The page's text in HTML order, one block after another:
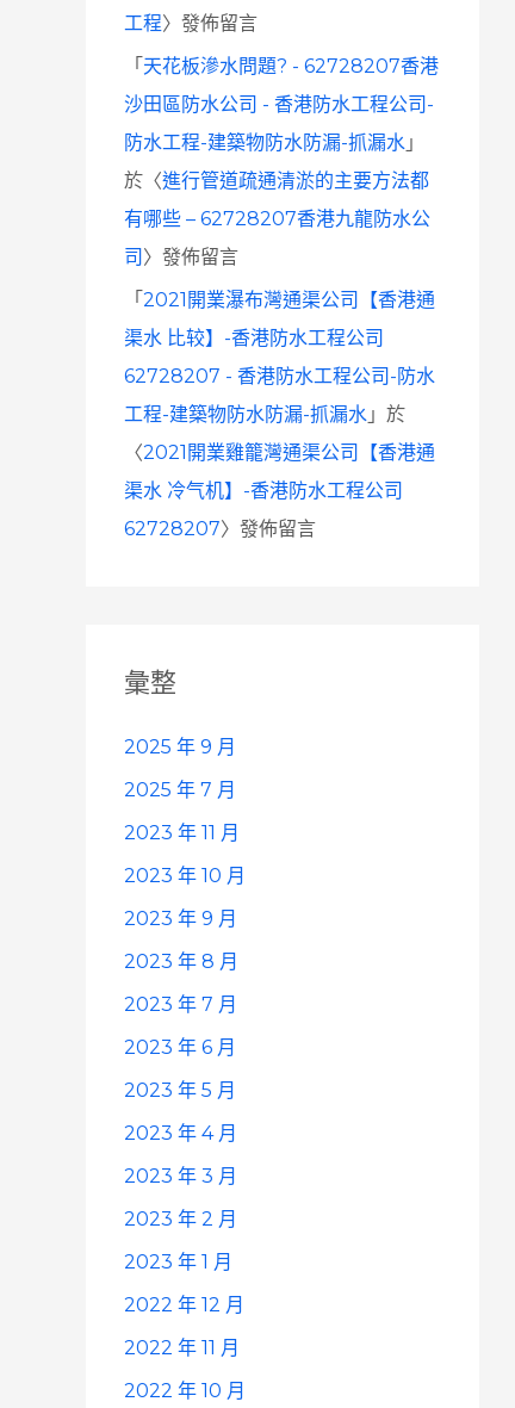
工程〉發佈留言
「 天花板滲水問題? - 62728207香港
沙田區防水公司 - 香港防水工程公司-
防水工程-建築物防水防漏-抓漏水 」
於〈進行管道疏通清淤的主要方法都
有哪些 – 62728207香港九龍防水公
司 〉發佈留言
「 2021開業瀑布灣通渠公司【香港通
渠水 比较】-香港防水工程公司
62728207 - 香港防水工程公司-防水
工程-建築物防水防漏-抓漏水 」於
〈2021開業雞籠灣通渠公司【香港通
渠水 冷气机】-香港防水工程公司
62728207〉發佈留言
彙整
2025 年 9 月
2025 年 7 月
2023 年 11 月
2023 年 10 月
2023 年 9 月
2023 年 8 月
2023 年 7 月
2023 年 6 月
2023 年 5 月
2023 年 4 月
2023 年 3 月
2023 年 2 月
2023 年 1 月
2022 年 12 月
2022 年 11 月
2022 年 10 月